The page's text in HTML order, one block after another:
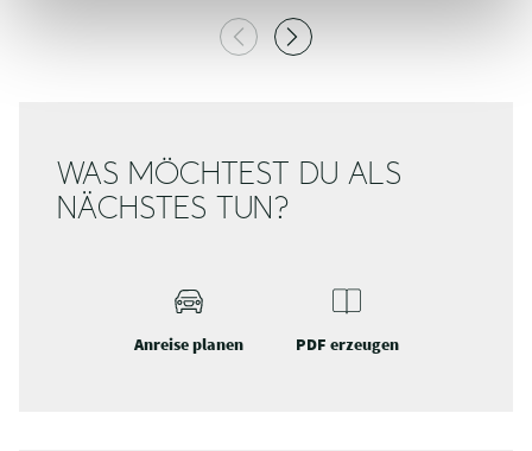
WAS MÖCHTEST DU ALS
NÄCHSTES TUN?
Anreise planen PDF erzeugen